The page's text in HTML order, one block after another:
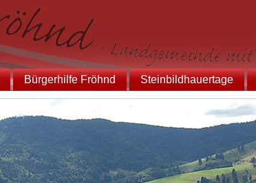
Bürgerhilfe Fröhnd Steinbildhauertage